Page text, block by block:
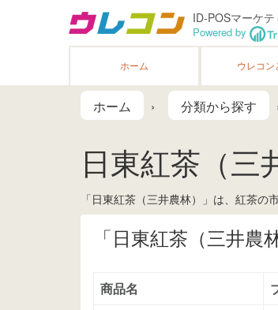
ID-POSマーケ
Powered by
ホーム ウレコン
ホーム 分類から探す
日東紅茶（三
「日東紅茶（三井農林）」は、紅茶
「日東紅茶（三井
商品名